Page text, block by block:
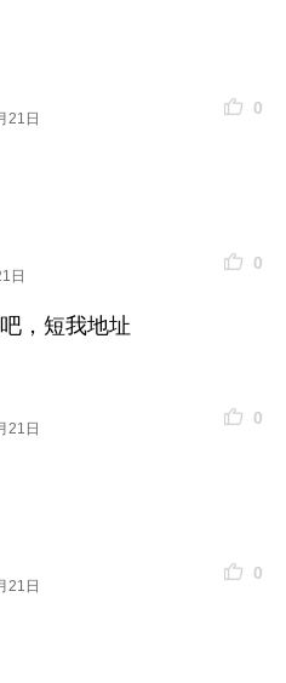
21日
0
日
0
，短我地址
21日
0
21日
0